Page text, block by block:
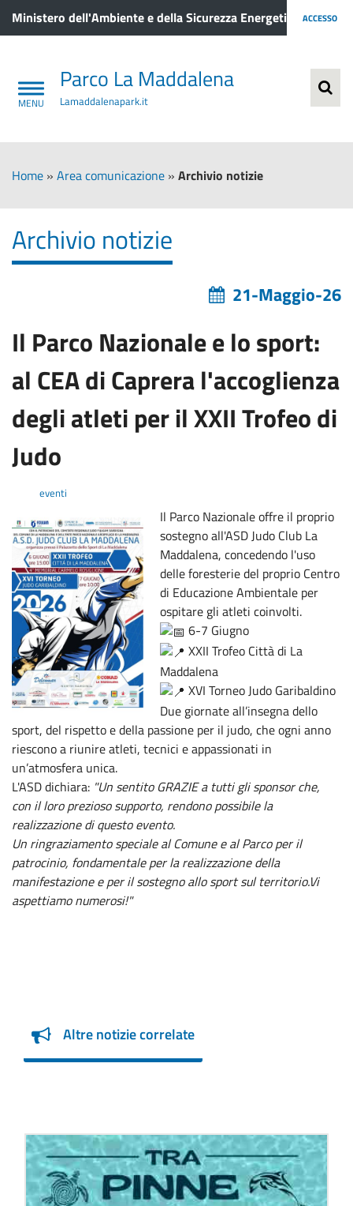
Ministero dell'Ambiente e della Sicurezza Energetica ACCESSO
Parco La Maddalena
Lamaddalenapark.it
Home » Area comunicazione » Archivio notizie
Archivio notizie
21-Maggio-26
Il Parco Nazionale e lo sport:
al CEA di Caprera l'accoglienza
degli atleti per il XXII Trofeo di
Judo
eventi
Il Parco Nazionale offre il proprio
sostegno all'ASD Judo Club La
Maddalena, concedendo l'uso
delle foresterie del proprio Centro
di Educazione Ambientale per
ospitare gli atleti coinvolti.
6-7 Giugno
XXII Trofeo Città di La
Maddalena
XVI Torneo Judo Garibaldino
Due giornate all’insegna dello
sport, del rispetto e della passione per il judo, che ogni anno
riescono a riunire atleti, tecnici e appassionati in
un’atmosfera unica.
L'ASD dichiara: "Un sentito GRAZIE a tutti gli sponsor che,
con il loro prezioso supporto, rendono possibile la
realizzazione di questo evento.
Un ringraziamento speciale al Comune e al Parco per il
patrocinio, fondamentale per la realizzazione della
manifestazione e per il sostegno allo sport sul territorio.Vi
aspettiamo numerosi!"
Altre notizie correlate